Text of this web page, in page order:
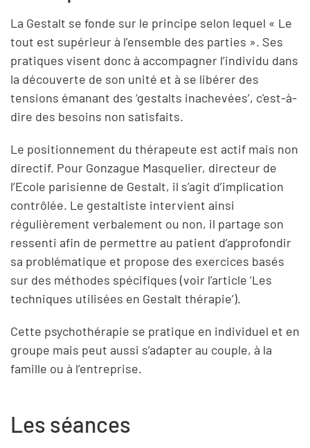
La Gestalt se fonde sur le principe selon lequel « Le
tout est supérieur à l’ensemble des parties ». Ses
pratiques visent donc à accompagner l’individu dans
la découverte de son unité et à se libérer des
tensions émanant des ‘gestalts inachevées’, c'est-à-
dire des besoins non satisfaits.
Le positionnement du thérapeute est actif mais non
directif. Pour Gonzague Masquelier, directeur de
l’Ecole parisienne de Gestalt, il s’agit d’implication
contrôlée. Le gestaltiste intervient ainsi
régulièrement verbalement ou non, il partage son
ressenti afin de permettre au patient d’approfondir
sa problématique et propose des exercices basés
sur des méthodes spécifiques (voir l’article ‘Les
techniques utilisées en Gestalt thérapie’).
Cette psychothérapie se pratique en individuel et en
groupe mais peut aussi s’adapter au couple, à la
famille ou à l’entreprise.
Les séances